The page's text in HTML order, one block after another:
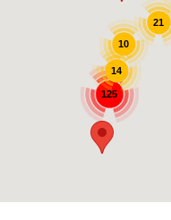
125
14
10
21